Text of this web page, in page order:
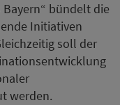
Bayern“ bündelt die
Initiativen
soll der
werden.